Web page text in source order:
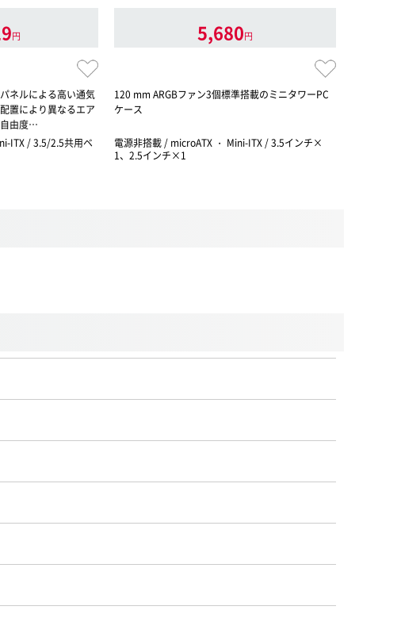
円
ネルによる高い通気
置により異なるエア
由度…
ITX / 3.5/2.5共用ベ
5,680円
120 mm ARGBファン3個標準搭載のミニタワーPC
ケース
電源非搭載 / microATX ・ Mini-ITX / 3.5インチ×
1、2.5インチ×1